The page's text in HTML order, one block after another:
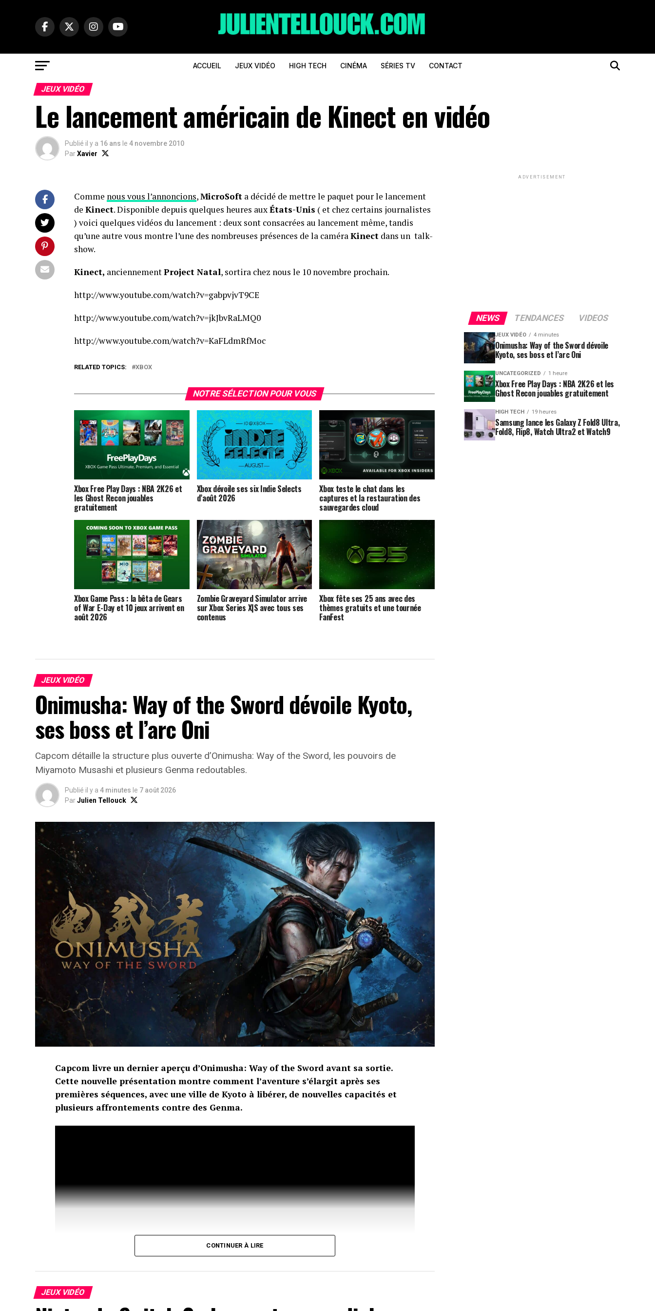
ACCUEIL JEUX VIDÉO HIGH TECH CINÉMA SÉRIES TV CONTACT
JEUX VIDÉO
Le lancement américain de Kinect en vidéo
Publié il y a 16 ans le 4 novembre 2010
ParXavier
Comme nous vous l’annoncions,MicroSoft a décidé de mettre le paquet pour le lancement
de Kinect. Disponible depuis quelques heures auxÉtats-Unis ( et chez certains journalistes
) voici quelques vidéos du lancement : deux sont consacrées au lancement même, tandis
qu’une autre vous montre l’une des nombreuses présences de la caméraKinect dans un talk-
show.
Kinect, anciennementProject Natal, sortira chez nous le 10 novembre prochain.
http://www.youtube.com/watch?v=gabpvjvT9CE
http://www.youtube.com/watch?v=jkJbvRaLMQ0
http://www.youtube.com/watch?v=KaFLdmRfMoc
RELATED TOPICS: XBOX
NOTRE SÉLECTION POUR VOUS
Xbox Free Play Days : NBA 2K26 et
les Ghost Recon jouables
gratuitement
Xbox dévoile ses six Indie Selects
d’août 2026
Xbox teste le chat dans les
captures et la restauration des
sauvegardes cloud
Xbox Game Pass : la bêta de Gears
of War E-Day et 10 jeux arrivent en
août 2026
Zombie Graveyard Simulator arrive
sur Xbox Series X|S avec tous ses
contenus
Xbox fête ses 25 ans avec des
thèmes gratuits et une tournée
FanFest
JEUX VIDÉO
Onimusha: Way of the Sword dévoile Kyoto,
ses boss et l’arc Oni
Capcom détaille la structure plus ouverte d’Onimusha: Way of the Sword, les pouvoirs de
Miyamoto Musashi et plusieurs Genma redoutables.
Publié il y a 4 minutes le 7 août 2026
ParJulien Tellouck
Capcom livre un dernier aperçu d’Onimusha: Way of the Sword avant sa sortie.
Cette nouvelle présentation montre comment l’aventure s’élargit après ses
premières séquences, avec une ville de Kyoto à libérer, de nouvelles capacités et
plusieurs affrontements contre des Genma.
CONTINUER À LIRE
JEUX VIDÉO
ADVERTISEMENT
NEWS TENDANCES VIDEOS
JEUX VIDÉO 4 minutes
Onimusha: Way of the Sword dévoile
Kyoto, ses boss et l’arc Oni
UNCATEGORIZED 1 heure
Xbox Free Play Days : NBA 2K26 et les
Ghost Recon jouables gratuitement
HIGH TECH 19 heures
Samsung lance les Galaxy Z Fold8 Ultra,
Fold8, Flip8, Watch Ultra2 et Watch9